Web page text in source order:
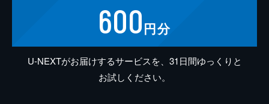
600円分
U-NEXTがお届けするサービスを、31日間ゆっくりと
お試しください。